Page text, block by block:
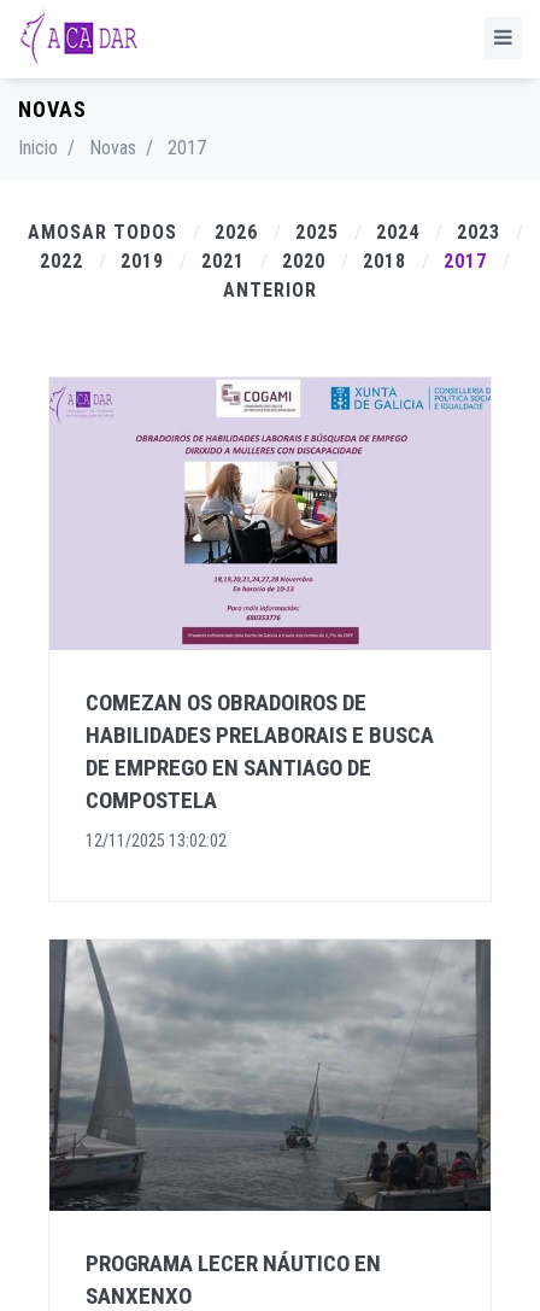
NOVAS
Inicio / Novas / 2017
AMOSAR TODOS 2026 2025 2024
2023
2022
2019 2021 2020 2018
2017
ANTERIOR
COMEZAN OS OBRADOIROS DE
HABILIDADES PRELABORAIS E BUSCA
DE EMPREGO EN SANTIAGO DE
COMPOSTELA
12/11/2025 13:02:02
PROGRAMA LECER NÁUTICO EN
SANXENXO